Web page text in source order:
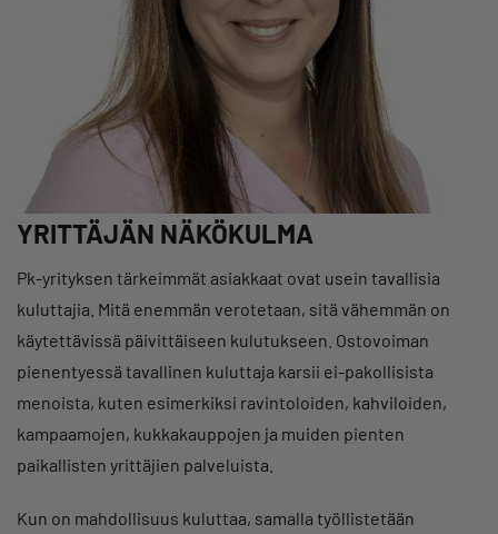
YRITTÄJÄN NÄKÖKULMA
Pk-yrityksen tärkeimmät asiakkaat ovat usein tavallisia
kuluttajia. Mitä enemmän verotetaan, sitä vähemmän on
käytettävissä päivittäiseen kulutukseen. Ostovoiman
pienentyessä tavallinen kuluttaja karsii ei-pakollisista
menoista, kuten esimerkiksi ravintoloiden, kahviloiden,
kampaamojen, kukkakauppojen ja muiden pienten
paikallisten yrittäjien palveluista.
Kun on mahdollisuus kuluttaa, samalla työllistetään